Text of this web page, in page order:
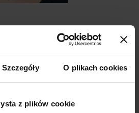
Szczegóły O plikach cookies
z plików cookie